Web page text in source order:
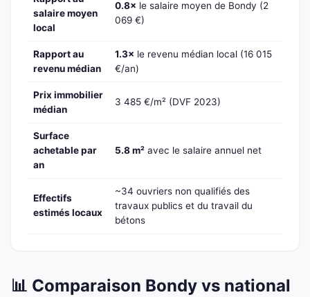
salaire moyen
local
0.8× le salaire moyen de Bondy (2
069 €)
Rapport au
revenu médian
1.3× le revenu médian local (16 015
€/an)
Prix immobilier
médian
3 485 €/m² (DVF 2023)
Surface
achetable par
an
5.8 m² avec le salaire annuel net
Effectifs
estimés locaux
~34 ouvriers non qualifiés des
travaux publics et du travail du
bétons
📊 Comparaison Bondy vs national